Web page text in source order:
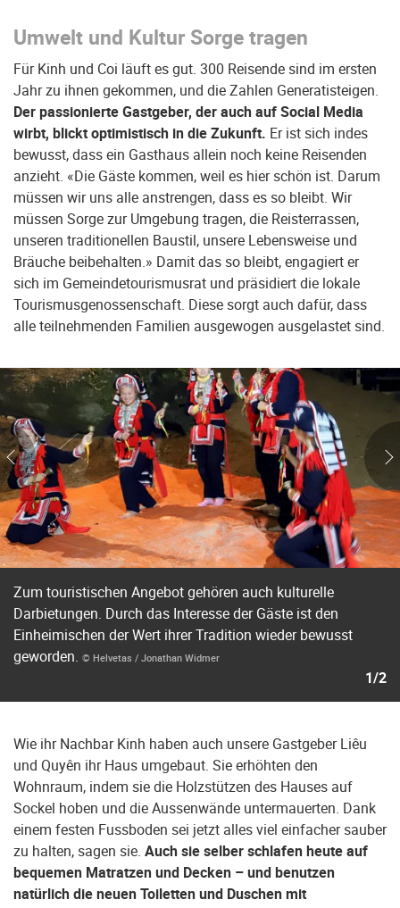
Umwelt und Kultur Sorge tragen
Für Kinh und Coi läuft es gut. 300 Reisende sind im ersten
Jahr zu ihnen gekommen, und die Zahlen Generatisteigen.
Der passionierte Gastgeber, der auch auf Social Media
wirbt, blickt optimistisch in die Zukunft. Er ist sich indes
bewusst, dass ein Gasthaus allein noch keine Reisenden
anzieht. «Die Gäste kommen, weil es hier schön ist. Darum
müssen wir uns alle anstrengen, dass es so bleibt. Wir
müssen Sorge zur Umgebung tragen, die Reisterrassen,
unseren traditionellen Baustil, unsere Lebensweise und
Bräuche beibehalten.» Damit das so bleibt, engagiert er
sich im Gemeindetourismusrat und präsidiert die lokale
Tourismusgenossenschaft. Diese sorgt auch dafür, dass
alle teilnehmenden Familien ausgewogen ausgelastet sind.
Zum touristischen Angebot gehören auch kulturelle
Darbietungen. Durch das Interesse der Gäste ist den
Einheimischen der Wert ihrer Tradition wieder bewusst
geworden. © Helvetas / Jonathan Widmer
1/2
Wie ihr Nachbar Kinh haben auch unsere Gastgeber Liêu
und Quyên ihr Haus umgebaut. Sie erhöhten den
Wohnraum, indem sie die Holzstützen des Hauses auf
Sockel hoben und die Aussenwände untermauerten. Dank
einem festen Fussboden sei jetzt alles viel einfacher sauber
zu halten, sagen sie. Auch sie selber schlafen heute auf
bequemen Matratzen und Decken – und benutzen
natürlich die neuen Toiletten und Duschen mit